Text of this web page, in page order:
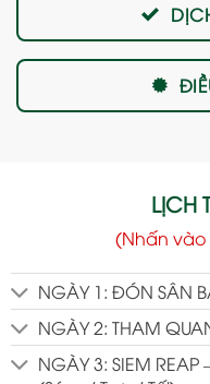
LỊCH
(Nhấn
NGÀY 1: ĐÓN SÂN
NGÀY 2: THAM
NGÀY 3: SIEM